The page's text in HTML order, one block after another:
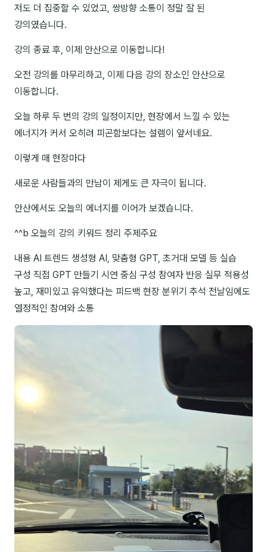
후기
대면교육 후기
담당자·교육생 피드백
고객사 레퍼런스
AI입문
AI툴
전체 도구
미팅·보고
제안·영업
분석
B2B 영업도구
일정
지식
용어사전
트렌드 리포트
칼럼
저도 더 집중할 수 있었고, 쌍방향 소통이 정말 잘 된
강의였습니다.
강의 종료 후, 이제 안산으로 이동합니다!
오전 강의를 마무리하고, 이제 다음 강의 장소인 안산으로
이동합니다.
오늘 하루 두 번의 강의 일정이지만, 현장에서 느낄 수 있는
에너지가 커서 오히려 피곤함보다는 설렘이 앞서네요.
이렇게 매 현장마다
새로운 사람들과의 만남이 제게도 큰 자극이 됩니다.
안산에서도 오늘의 에너지를 이어가 보겠습니다.
^^b 오늘의 강의 키워드 정리 주제주요
내용 AI 트렌드 생성형 AI, 맞춤형 GPT, 초거대 모델 등 실습
구성 직접 GPT 만들기 시연 중심 구성 참여자 반응 실무 적용성
높고, 재미있고 유익했다는 피드백 현장 분위기 추석 전날임에도
열정적인 참여와 소통